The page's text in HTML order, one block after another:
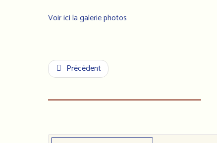
Voir ici la galerie photos
Précédent